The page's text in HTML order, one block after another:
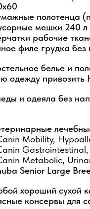
полотенца
мешки 240 л
рабочие
филе грудка без
белье и
одежду привозить
и одеяла без
Mobility,
Metabolic,
Senior Large
хороший сухой
консервы для